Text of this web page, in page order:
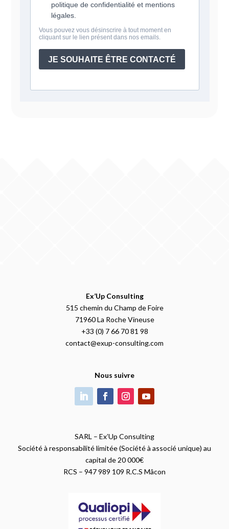
Ex’Up Consulting
515 chemin du Champ de Foire
71960 La Roche Vineuse
+33 (0) 7 66 70 81 98
contact@exup-consulting.com
Nous suivre
SARL – Ex’Up Consulting
Société à responsabilité limitée (Société à associé unique) au
capital de 20 000€
RCS – 947 989 109 R.C.S Mâcon